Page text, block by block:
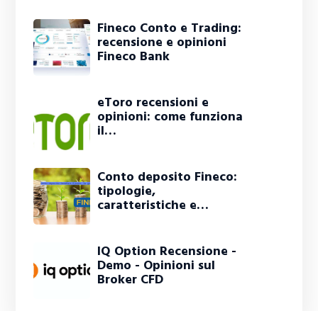
Fineco Conto e Trading:
recensione e opinioni
Fineco Bank
eToro recensioni e
opinioni: come funziona
il…
Conto deposito Fineco:
tipologie,
caratteristiche e…
IQ Option Recensione -
Demo - Opinioni sul
Broker CFD